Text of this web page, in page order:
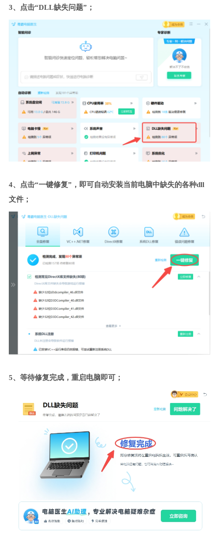
3、点击“DLL缺失问题”；
4、点击“一键修复”，即可自动安装当前电脑中缺失的各种dll
文件；
5、等待修复完成，重启电脑即可；